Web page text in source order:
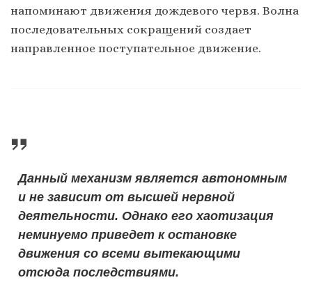
напоминают движения дождевого червя. Волна
последовательных сокращений создает
направленное поступательное движение.
Данный механизм является автономным
и не зависит от высшей нервной
деятельности. Однако его хаотизация
неминуемо приведет к остановке
движения со всеми вытекающими
отсюда последствиями.